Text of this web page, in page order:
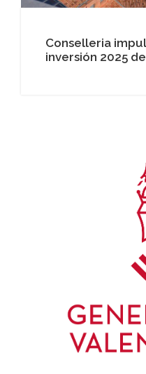
Conselleria
inversión 2025